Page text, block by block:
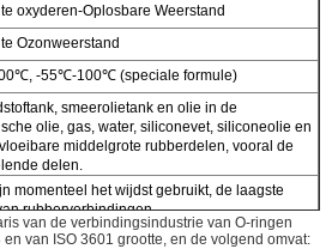
oxyderen-Oplosbare Weerstand
Ozonweerstand
, -55℃-100℃ (speciale formule)
smeerolietank en olie in de
olie, gas, water, siliconevet, siliconeolie en
middelgrote rubberdelen, vooral de
delen.
momenteel het wijdst gebruikt, de laagste
rubberverbindingen.
van de verbindingsindustrie van O-ringen
van ISO 3601 grootte, en de volgend omvat: